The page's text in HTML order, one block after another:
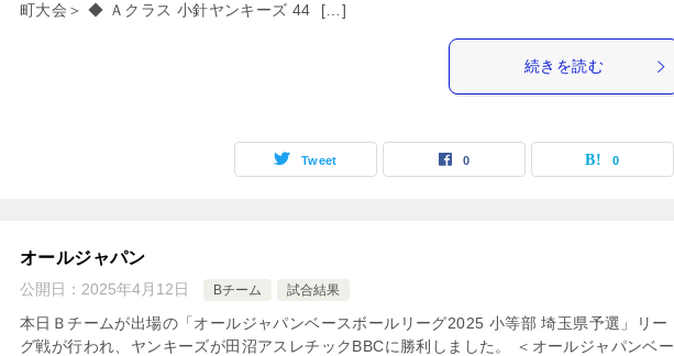
町大会＞ ◆ Ａクラス 小針ヤンキーズ 44  […]
続きを読む
Tweet 0 0
オールジャパン
公開日： 2025年4月12日 Bチーム 試合結果
本日Ｂチームが出場の「オールジャパンベースボールリーグ2025 小等部 埼玉県予選」リー
グ戦が行われ、ヤンキーズが田沼アスレチックBBCに勝利しました。 ＜オールジャパンベー